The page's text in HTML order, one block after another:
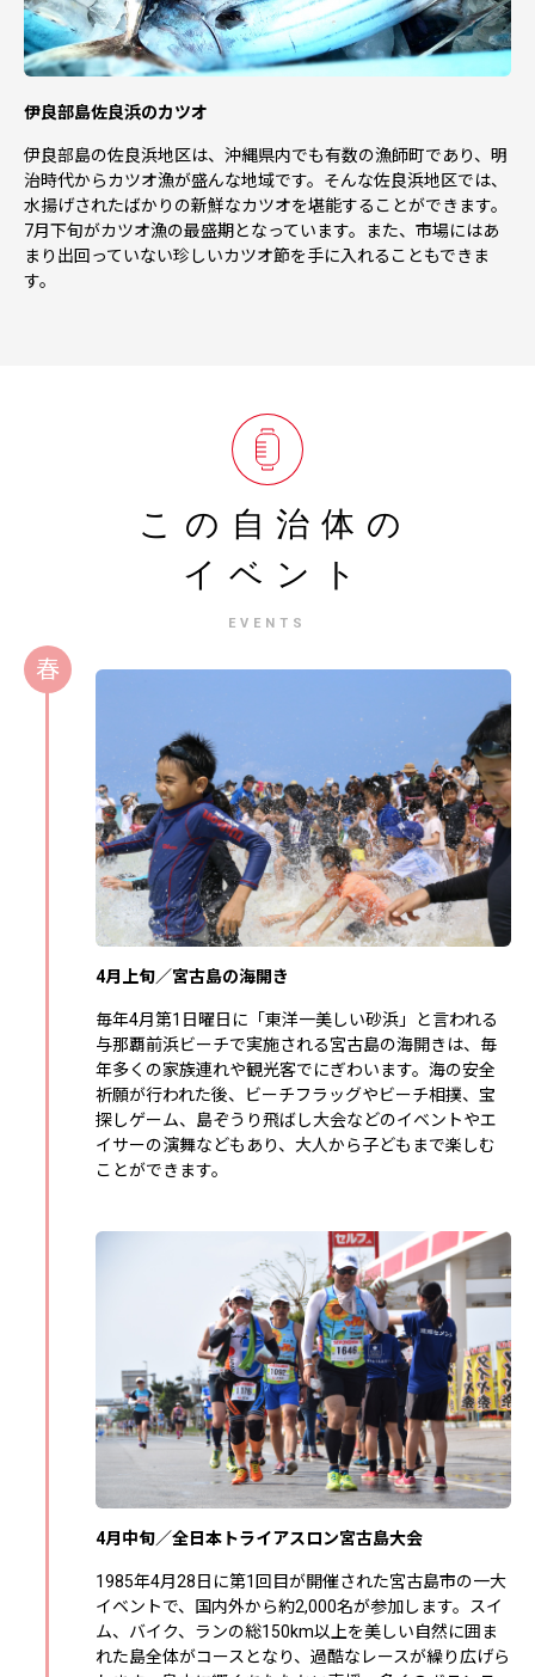
伊良部島佐良浜のカツオ
伊良部島の佐良浜地区は、沖縄県内でも有数の漁師町であり、明
治時代からカツオ漁が盛んな地域です。そんな佐良浜地区では、
水揚げされたばかりの新鮮なカツオを堪能することができます。
7月下旬がカツオ漁の最盛期となっています。また、市場にはあ
まり出回っていない珍しいカツオ節を手に入れることもできま
す。
この自治体の
イベント
EVENTS
春
4月上旬／宮古島の海開き
毎年4月第1日曜日に「東洋一美しい砂浜」と言われる
与那覇前浜ビーチで実施される宮古島の海開きは、毎
年多くの家族連れや観光客でにぎわいます。海の安全
祈願が行われた後、ビーチフラッグやビーチ相撲、宝
探しゲーム、島ぞうり飛ばし大会などのイベントやエ
イサーの演舞などもあり、大人から子どもまで楽しむ
ことができます。
4月中旬／全日本トライアスロン宮古島大会
1985年4月28日に第1回目が開催された宮古島市の一大
イベントで、国内外から約2,000名が参加します。スイ
ム、バイク、ランの総150km以上を美しい自然に囲ま
れた島全体がコースとなり、過酷なレースが繰り広げら